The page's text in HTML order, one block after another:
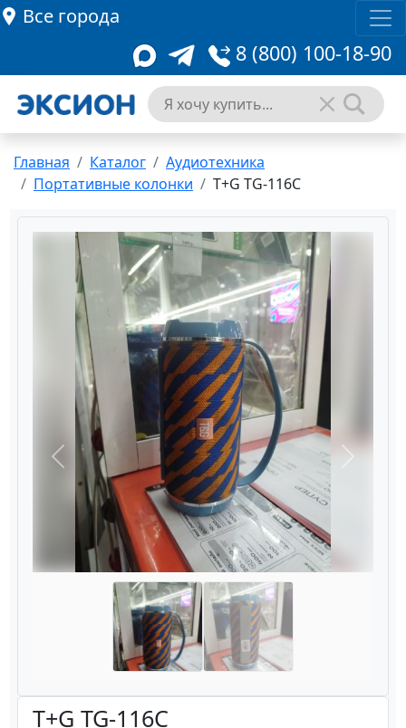
Все города
8 (800) 100-18-90
Главная Каталог
Аудиотехника
Портативные колонки
T+G TG-116C
Назад
T+G TG-116C